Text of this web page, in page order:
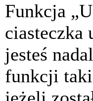
Funkcja
ciasteczka
jesteś
funkcji